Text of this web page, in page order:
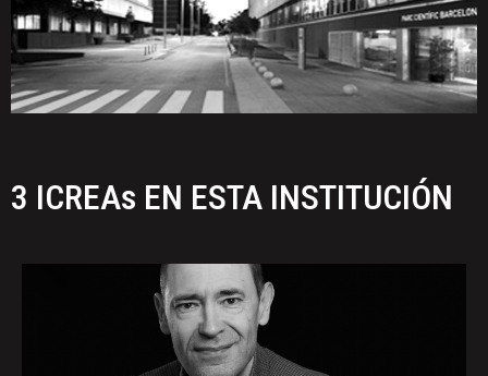
3 ICREAs EN ESTA INSTITUCIÓN